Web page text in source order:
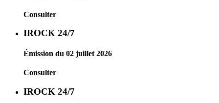
Consulter
IROCK 24/7
Émission du 02 juillet 2026
Consulter
IROCK 24/7